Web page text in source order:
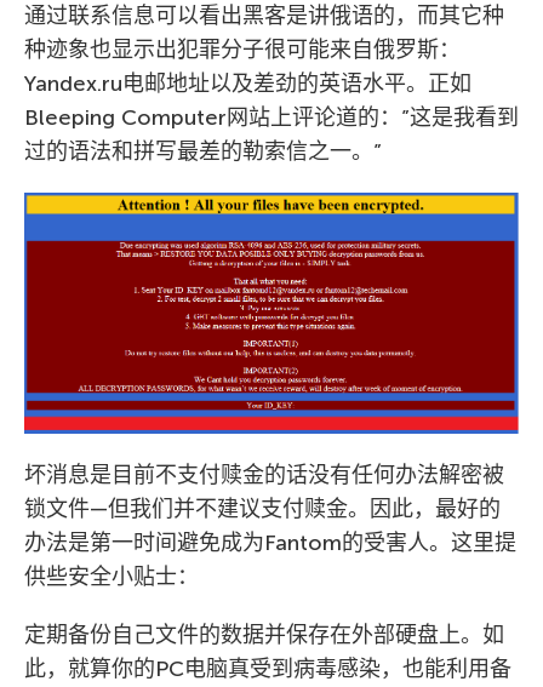
通过联系信息可以看出黑客是讲俄语的，而其它种
种迹象也显示出犯罪分子很可能来自俄罗斯：
Yandex.ru电邮地址以及差劲的英语水平。正如
Bleeping Computer网站上评论道的：”这是我看到
过的语法和拼写最差的勒索信之一。”
坏消息是目前不支付赎金的话没有任何办法解密被
锁文件—但我们并不建议支付赎金。因此，最好的
办法是第一时间避免成为Fantom的受害人。这里提
供些安全小贴士：
定期备份自己文件的数据并保存在外部硬盘上。如
此，就算你的PC电脑真受到病毒感染，也能利用备